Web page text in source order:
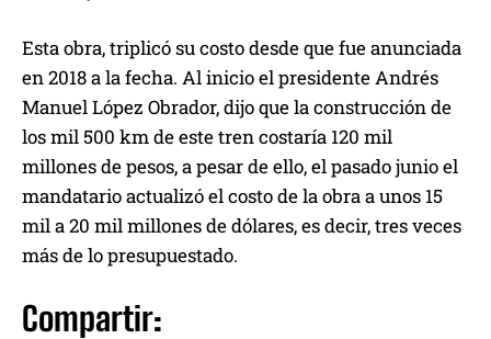
Esta obra, triplicó su costo desde que fue anunciada
en 2018 a la fecha. Al inicio el presidente Andrés
Manuel López Obrador, dijo que la construcción de
los mil 500 km de este tren costaría 120 mil
millones de pesos, a pesar de ello, el pasado junio el
mandatario actualizó el costo de la obra a unos 15
mil a 20 mil millones de dólares, es decir, tres veces
más de lo presupuestado.
Compartir: